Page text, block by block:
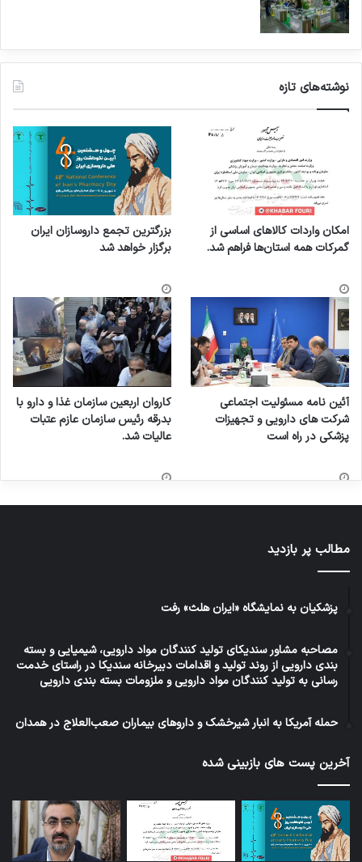
نوشته‌های تازه
امکان واردات کالاهای اساسی از
گمرکات همه استان‌ها فراهم شد.
بزرگترین تجمع داروسازان ایران
برگزار خواهد شد
آئین نامه مسئولیت اجتماعی
شرکت های دارویی و تجهیزات
پزشکی در راه است
کاروان اربعین سازمان غذا و دارو با
بدرقه رئیس سازمان عازم عتبات
عالیات شد.
مطالب پر بازدید
پزشکیان به نمایشگاه «ایران هلث» رفت
مصاحبه مشاور سندیکای تولید کنندگان مواد دارویی، شیمیایی و بسته
بندی دارویی از روند تولید و اقدامات دبیرخانه سندیکا در راستای خدمت
رسانی به تولید کنندگان مواد دارویی و ملزومات بسته بندی دارویی
حمله آمریکا به انبار شیرخشک و داروهای بیماران صعب‌العلاج در همدان
آخرین پست های بازبینی شده